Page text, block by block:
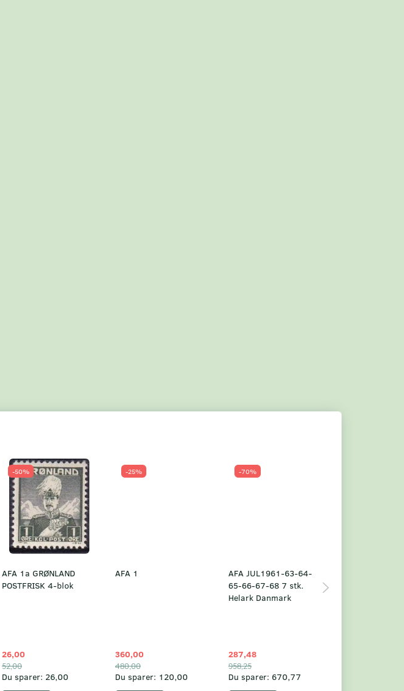
-50%
AFA 1a GRØNLAND
POSTFRISK 4-blok
26,00
52,00
Du sparer: 26,00
-25%
AFA 1
360,00
480,00
Du sparer: 120,00
-70%
AFA JUL1961-63-64-
65-66-67-68 7 stk.
Helark Danmark
287,48
958,25
Du sparer: 670,77